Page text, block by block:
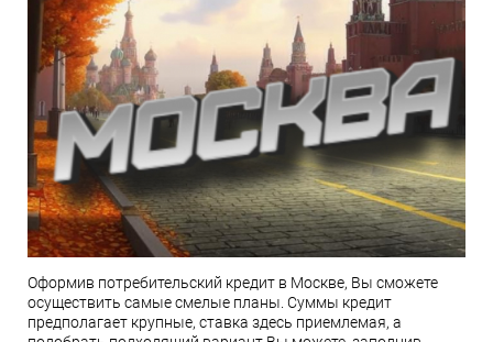
Оформив потребительский кредит в Москве, Вы сможете
осуществить самые смелые планы. Суммы кредит
предполагает крупные, ставка здесь приемлемая, а